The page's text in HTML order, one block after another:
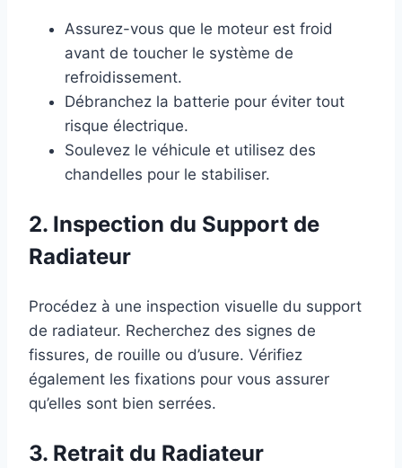
Assurez-vous que le moteur est froid
avant de toucher le système de
refroidissement.
Débranchez la batterie pour éviter tout
risque électrique.
Soulevez le véhicule et utilisez des
chandelles pour le stabiliser.
2. Inspection du Support de
Radiateur
Procédez à une inspection visuelle du support
de radiateur. Recherchez des signes de
fissures, de rouille ou d’usure. Vérifiez
également les fixations pour vous assurer
qu’elles sont bien serrées.
3. Retrait du Radiateur